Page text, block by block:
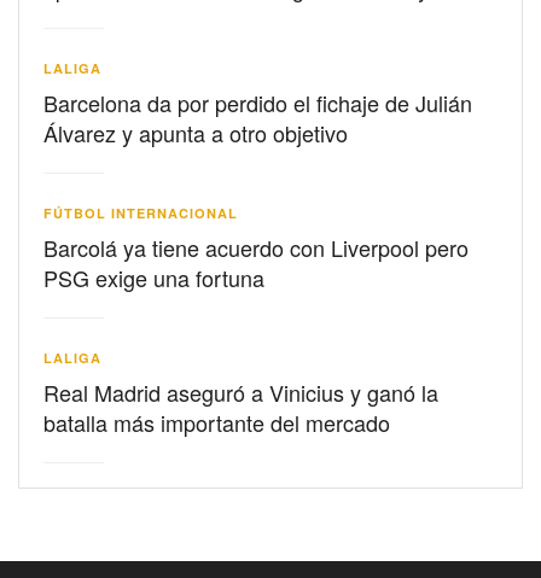
LALIGA
Barcelona da por perdido el fichaje de Julián
Álvarez y apunta a otro objetivo
FÚTBOL INTERNACIONAL
Barcolá ya tiene acuerdo con Liverpool pero
PSG exige una fortuna
LALIGA
Real Madrid aseguró a Vinicius y ganó la
batalla más importante del mercado